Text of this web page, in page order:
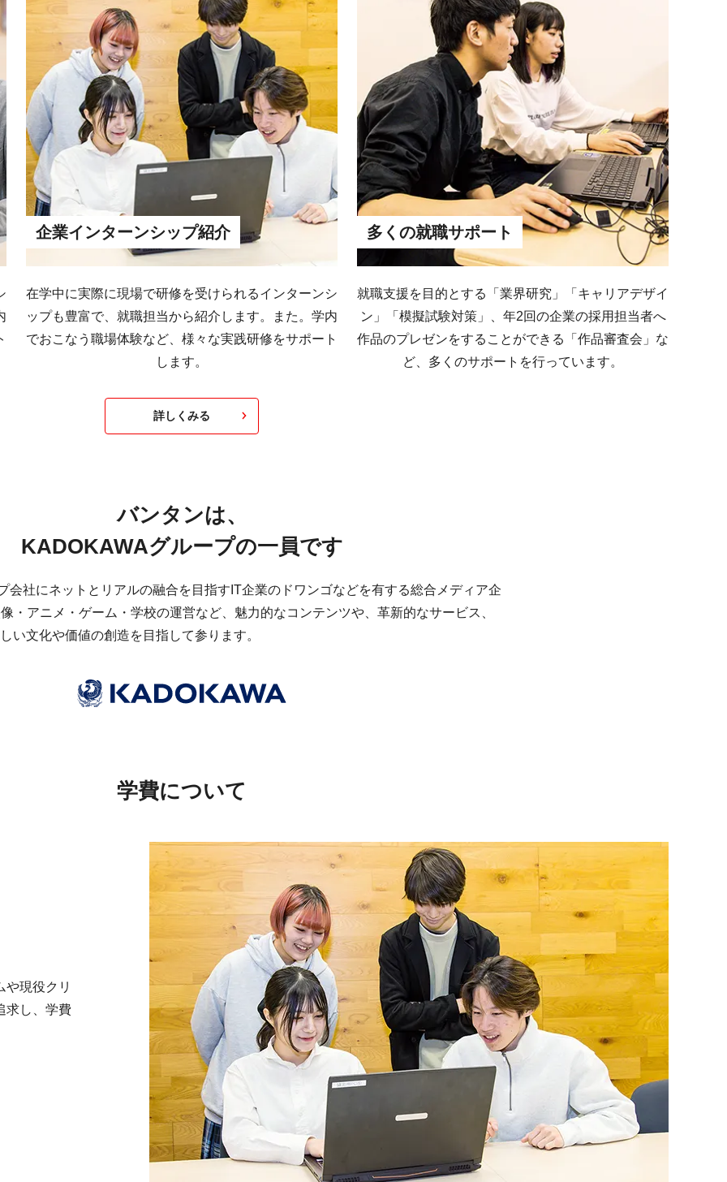
企業インターンシップ紹介
在学中に実際に現場で研修を受けられるインターンシ
ップも豊富で、就職担当から紹介します。また。学内
でおこなう職場体験など、様々な実践研修をサポート
します。
多くの就職サポート
就職支援を目的とする「業界研究」「キャリアデザイ
ン」「模擬試験対策」、年2回の企業の採用担当者へ
作品のプレゼンをすることができる「作品審査会」な
ど、多くのサポートを行っています。
詳しくみる
バンタンは、
KADOKAWAグループの一員です
会社にネットとリアルの融合を目指すIT企業のドワンゴなどを有する総合メディア企
・アニメ・ゲーム・学校の運営など、魅力的なコンテンツや、革新的なサービス、
い文化や価値の創造を目指して参ります。
学費について
や現役クリ
求し、学費